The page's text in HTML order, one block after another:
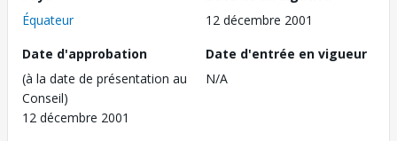
Équateur
12 décembre 2001
Date d'approbation
(à la date de présentation au
Conseil)
12 décembre 2001
Date d'entrée en vigueur
N/A